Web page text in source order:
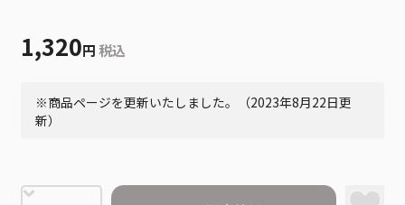
1,320円 税込
※商品ページを更新いたしました。（2023年8月22日更
新）